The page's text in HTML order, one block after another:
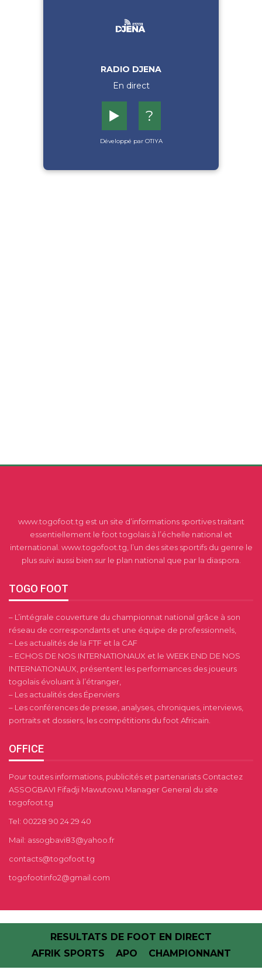
RADIO DJENA
En direct
▶️ ?
Développé par OTIYA
www.togofoot.tg est un site d’informations sportives traitant
essentiellement le foot togolais à l’échelle national et
international. www.togofoot.tg, l’un des sites sportifs du genre le
plus suivi aussi bien sur le plan national que par la diaspora.
TOGO FOOT
– L’intégrale couverture du championnat national grâce à son
réseau de correspondants et une équipe de professionnels,
– Les actualités de la FTF et la CAF
– ECHOS DE NOS INTERNATIONAUX et le WEEK END DE NOS
INTERNATIONAUX, présentent les performances des joueurs
togolais évoluant à l’étranger,
– Les actualités des Éperviers
– Les conférences de presse, analyses, chroniques, interviews,
portraits et dossiers, les compétitions du foot Africain.
OFFICE
Pour toutes informations, publicités et partenariats Contactez
ASSOGBAVI Fifadji Mawutowu Manager General du site
togofoot.tg
Tel: 00228 90 24 29 40
Mail: assogbavi83@yahoo.fr
contacts@togofoot.tg
togofootinfo2@gmail.com
RESULTATS DE FOOT EN DIRECT
AFRIK SPORTS
APO CHAMPIONNANT